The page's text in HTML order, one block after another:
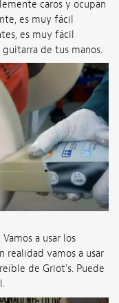
caros y ocupan
es muy fácil
es muy fácil
guitarra de tus manos.
a usar los
realidad vamos a usar
de Griot's. Puede